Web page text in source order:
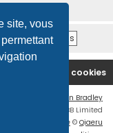
site, vous
Supprimer les cookies
Ian Bradley
Software © phpBB Limited
française officielle © Qiaeru